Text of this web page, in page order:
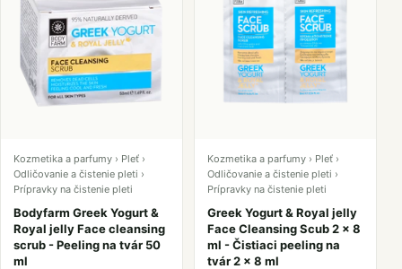
Kozmetika a parfumy › Pleť ›
Odličovanie a čistenie pleti ›
Prípravky na čistenie pleti
Bodyfarm Greek Yogurt &
Royal jelly Face cleansing
scrub - Peeling na tvár 50
ml
Kozmetika a parfumy › Pleť ›
Odličovanie a čistenie pleti ›
Prípravky na čistenie pleti
Greek Yogurt & Royal jelly
Face Cleansing Scub 2 x 8
ml - Čistiaci peeling na
tvár 2 x 8 ml